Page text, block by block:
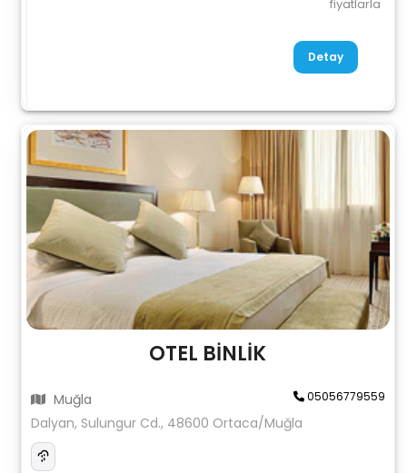
fiyatlarla
Detay
OTEL BİNLİK
Muğla 05056779559
Dalyan, Sulungur Cd., 48600 Ortaca/Muğla